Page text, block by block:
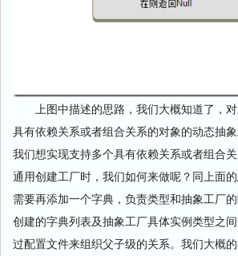
上图中描述的思路，我们大概知道了，对
具有依赖关系或者组合关系的对象的动态抽
我们想实现支持多个具有依赖关系或者组合
通用创建工厂时，我们如何来做呢？同上面
需要再添加一个字典，负责类型和抽象工厂
创建的字典列表及抽象工厂具体实例类型之
过配置文件来组织父子级的关系。我们大概